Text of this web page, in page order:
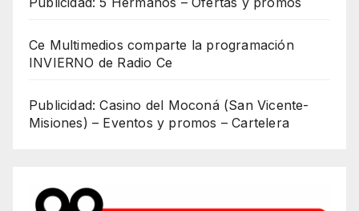
Ce Multimedios comparte la programación
INVIERNO de Radio Ce
Publicidad: Casino del Moconá (San Vicente-
Misiones) – Eventos y promos – Cartelera